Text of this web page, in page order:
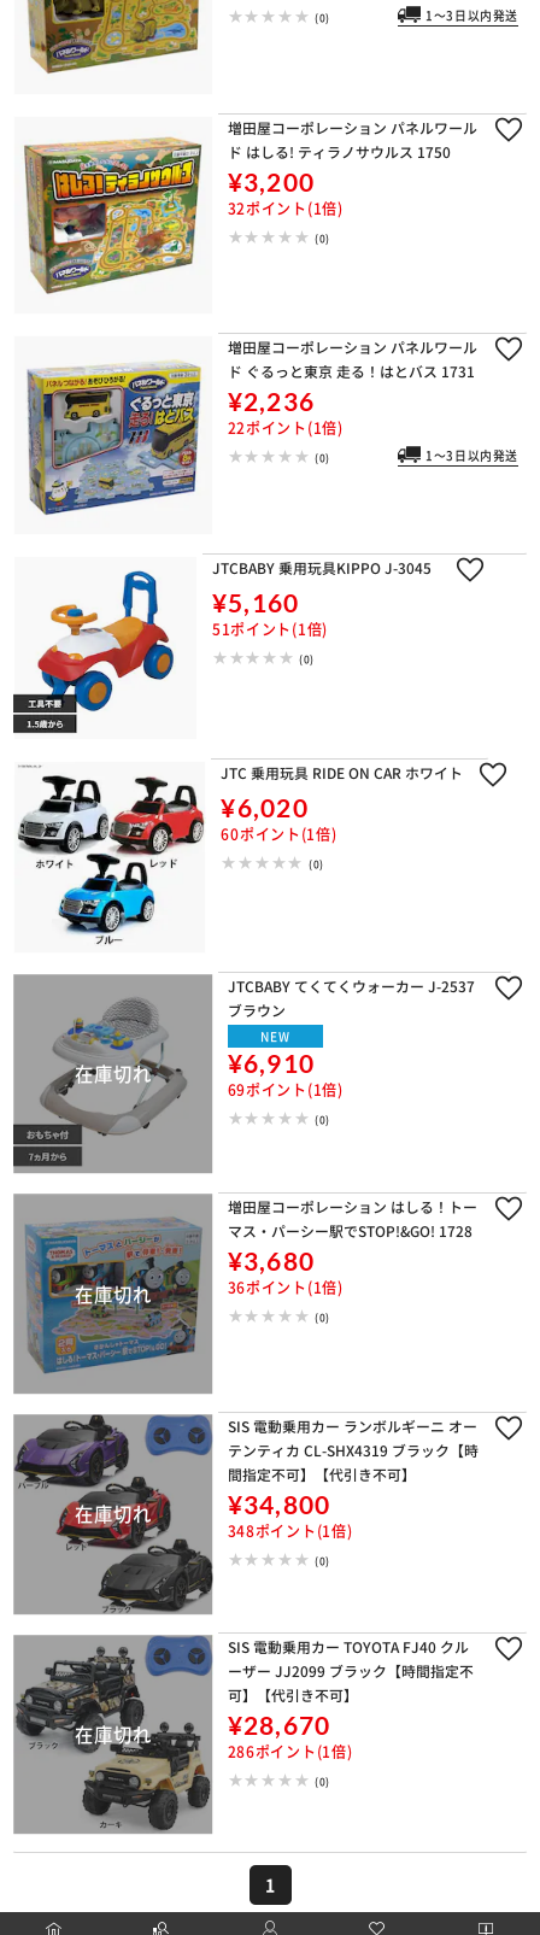
(0) 1～3日以内発送
増田屋コーポレーション パネルワール
ド はしる! ティラノサウルス 1750
¥3,200
32ポイント(1倍)
(0)
増田屋コーポレーション パネルワール
ド ぐるっと東京 走る！はとバス 1731
¥2,236
22ポイント(1倍)
(0) 1～3日以内発送
JTCBABY 乗用玩具KIPPO J-3045
¥5,160
51ポイント(1倍)
(0)
JTC 乗用玩具 RIDE ON CAR ホワイト
¥6,020
60ポイント(1倍)
(0)
JTCBABY てくてくウォーカー J-2537
ブラウン
NEW
¥6,910
69ポイント(1倍)
(0)
増田屋コーポレーション はしる！トー
マス・パーシー駅でSTOP!&GO! 1728
¥3,680
36ポイント(1倍)
(0)
SIS 電動乗用カー ランボルギーニ オー
テンティカ CL-SHX4319 ブラック【時
間指定不可】【代引き不可】
¥34,800
348ポイント(1倍)
(0)
SIS 電動乗用カー TOYOTA FJ40 クル
ーザー JJ2099 ブラック【時間指定不
可】【代引き不可】
¥28,670
286ポイント(1倍)
(0)
1